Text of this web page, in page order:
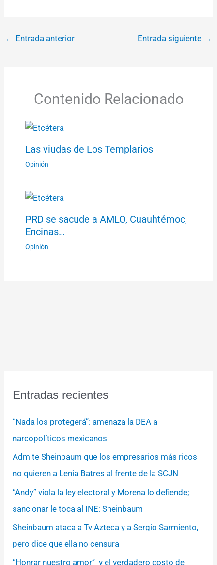
← Entrada anterior Entrada siguiente →
Contenido Relacionado
Las viudas de Los Templarios
Opinión
PRD se sacude a AMLO, Cuauhtémoc,
Encinas…
Opinión
Entradas recientes
“Nada los protegerá”: amenaza la DEA a
narcopolíticos mexicanos
Admite Sheinbaum que los empresarios más ricos
no quieren a Lenia Batres al frente de la SCJN
“Andy” viola la ley electoral y Morena lo defiende;
sancionar le toca al INE: Sheinbaum
Sheinbaum ataca a Tv Azteca y a Sergio Sarmiento,
pero dice que ella no censura
“Honrar nuestro amor” y el verdadero costo de